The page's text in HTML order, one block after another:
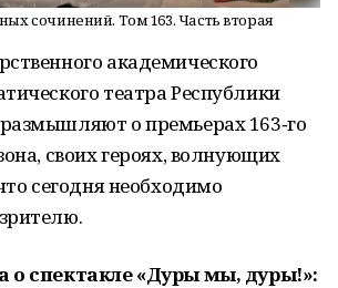
сочинений. Том 163. Часть вторая
академического
театра Республики
о премьерах 163‑го
своих героях, волнующих
сегодня необходимо
о спектакле «Дуры мы, дуры!»: